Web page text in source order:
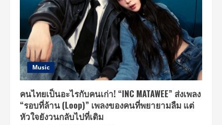
Music
คนไทยเป็นอะไรกับคนเก่า! “INC MATAWEE” ส่งเพลง
“รอบที่ล้าน (Loop)” เพลงของคนที่พยายามลืม แต่
หัวใจยังวนกลับไปที่เดิม